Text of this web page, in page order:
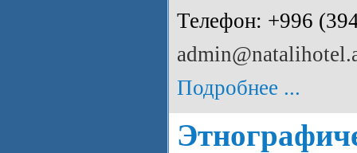
Телефон: +996
Подробнее ...